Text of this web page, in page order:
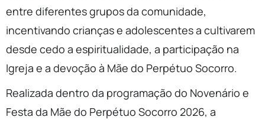
entre diferentes grupos da comunidade,
incentivando crianças e adolescentes a cultivarem
desde cedo a espiritualidade, a participação na
Igreja e a devoção à Mãe do Perpétuo Socorro.
Realizada dentro da programação do Novenário e
Festa da Mãe do Perpétuo Socorro 2026, a